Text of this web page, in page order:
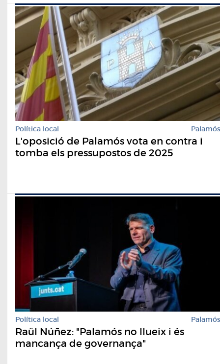
Política local Palamós
L'oposició de Palamós vota en contra i
tomba els pressupostos de 2025
Política local Palamós
Raül Núñez: "Palamós no llueix i és
mancança de governança"